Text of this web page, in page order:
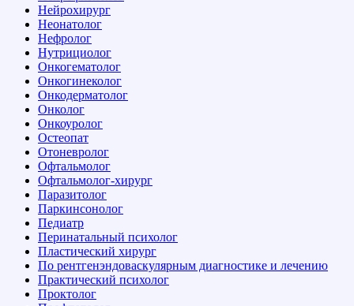
Нейрохирург
Неонатолог
Нефролог
Нутрициолог
Онкогематолог
Онкогинеколог
Онкодерматолог
Онколог
Онкоуролог
Остеопат
Отоневролог
Офтальмолог
Офтальмолог-хирург
Паразитолог
Паркинсонолог
Педиатр
Перинатальный психолог
Пластический хирург
По рентгенэндоваскулярным диагностике и лечению
Практический психолог
Проктолог